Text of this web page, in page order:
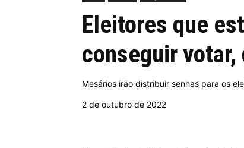
–
Eleitores que
conseguir votar,
Mesários irão distribuir senhas para os
2 de outubro de 2022